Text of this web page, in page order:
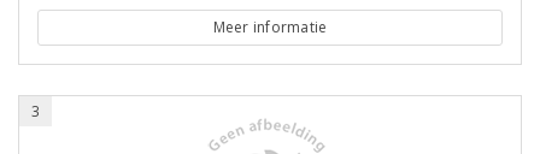
Meer informatie
3